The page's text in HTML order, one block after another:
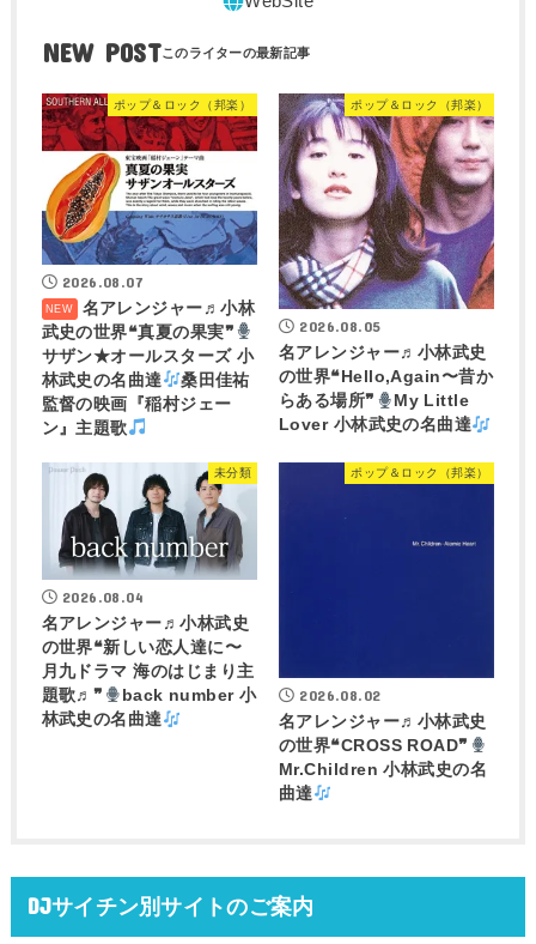
NEW POST
ポップ＆ロック（邦楽）
2026.08.07
名アレンジャー♬小林
武史の世界❝真夏の果実❞
サザン★オールスターズ 小
林武史の名曲達
桑田佳祐
監督の映画『稲村ジェー
ン』主題歌
ポップ＆ロック（邦楽）
2026.08.05
名アレンジャー♬ 小林武史
の世界❝Hello,Again〜昔か
らある場所❞
My Little
Lover 小林武史の名曲達
未分類
2026.08.04
名アレンジャー♬小林武史
の世界❝新しい恋人達に〜
月九ドラマ 海のはじまり主
題歌♬❞
back number 小
林武史の名曲達
ポップ＆ロック（邦楽）
2026.08.02
名アレンジャー♬ 小林武史
の世界❝CROSS ROAD❞
Mr.Children 小林武史の名
曲達
DJサイチン別サイトのご案内